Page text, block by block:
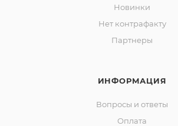
Новинки
Нет контрафакту
Партнеры
ИНФОРМАЦИЯ
Вопросы и ответы
Оплата